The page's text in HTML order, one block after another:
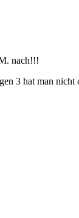
nach!!!
3 hat man